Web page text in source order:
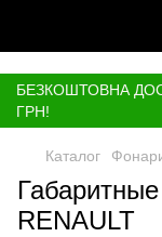
БЕЗКОШТОВНА
ГРН!
Каталог
RENAULT